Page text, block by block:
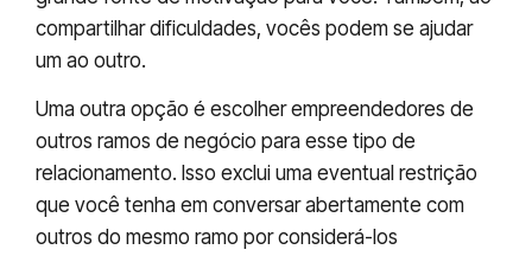
compartilhar dificuldades, vocês podem se ajudar
um ao outro.
Uma outra opção é escolher empreendedores de
outros ramos de negócio para esse tipo de
relacionamento. Isso exclui uma eventual restrição
que você tenha em conversar abertamente com
outros do mesmo ramo por considerá-los